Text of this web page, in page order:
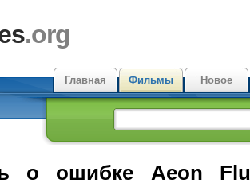
.org
Главная
Фильмы Новое
о ошибке Aeon